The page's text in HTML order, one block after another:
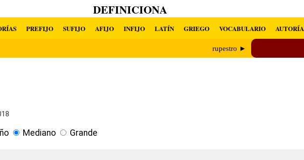
DEFINICIONA
PREFIJO SUFIJO AFIJO INFIJO LATÍN GRIEGO VOCABULARIO AUTORÍA
rupestro ►
Mediano Grande